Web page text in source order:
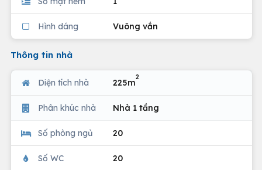
Hình dáng Vuông vắn
Thông tin nhà
Diện tích nhà 225m
2
Phân khúc nhà Nhà 1 tầng
Số phòng ngủ 20
Số WC 20